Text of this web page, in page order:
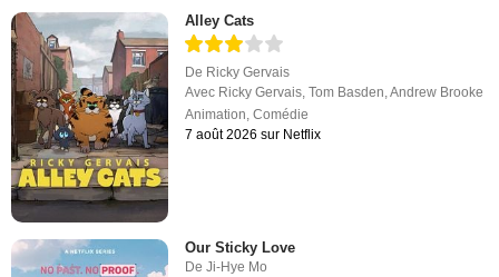
Alley Cats
De Ricky Gervais
Avec Ricky Gervais,Tom Basden,Andrew Brooke
Animation,Comédie
7 août 2026 sur Netflix
Our Sticky Love
DeJi-Hye Mo